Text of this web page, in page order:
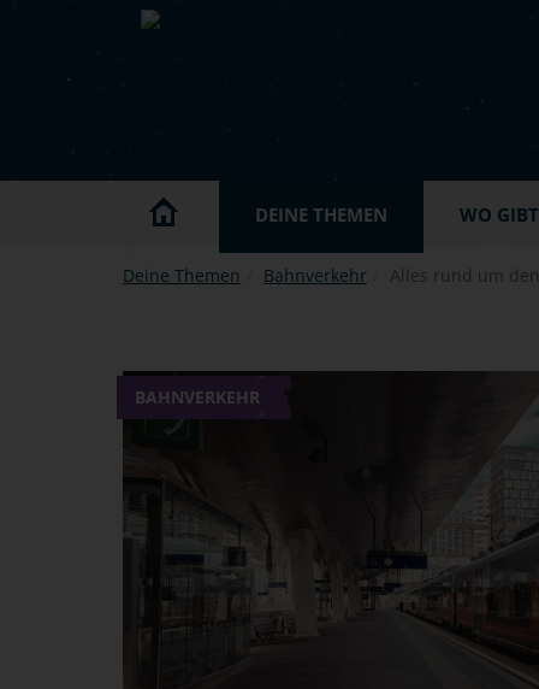
Skip to main content
DEINE THEMEN WO
Deine Themen Bahnverkehr Alles rund um
BAHNVERKEHR